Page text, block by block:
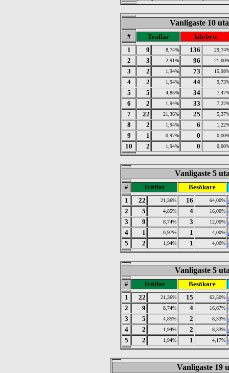
Vanligaste 10
# Träffar
kilobyte
1
9 8,74% 136
2 3 2,91% 96
3 2 1,94% 73
4 2 1,94% 44
5 5 4,85% 34
6 2 1,94% 33
7 22 21,36% 25
8 2 1,94% 6
9 1 0,97% 0
10 2 1,94% 0
Vanligaste 5
# Träffar
Besökare
1
22 21,36% 16 64,00%
2
5 4,85% 4 16,00%
3
9 8,74% 3 12,00%
4
1 0,97% 1 4,00%
5
2 1,94% 1 4,00%
Vanligaste 5
# Träffar
Besökare
1
22 21,36% 15 62,50%
2
9 8,74% 4 16,67%
3
5 4,85% 2 8,33%
4
2 1,94% 2 8,33%
5
2 1,94% 1 4,17%
Vanligaste 19